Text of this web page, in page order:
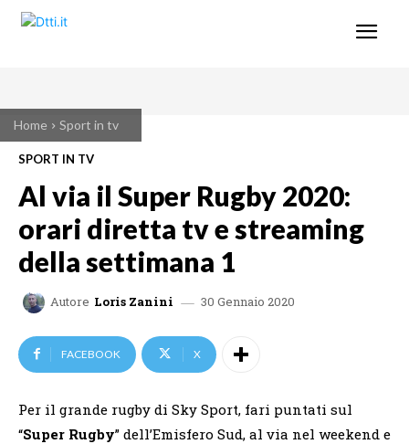
Home Sport in tv
SPORT IN TV
Al via il Super Rugby 2020:
orari diretta tv e streaming
della settimana 1
Autore Loris Zanini 30 Gennaio 2020
FACEBOOK X
Per il grande rugby di Sky Sport, fari puntati sul
“Super Rugby” dell’Emisfero Sud, al via nel weekend e